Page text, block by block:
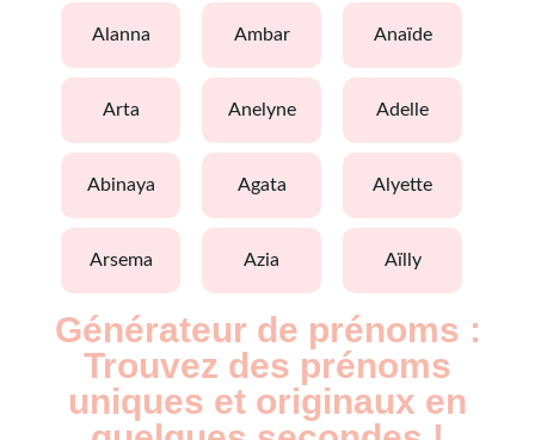
alanna ambar anaïde
arta anelyne adelle
abinaya agata alyette
arsema azia aïlly
Générateur de prénoms :
Trouvez des prénoms
uniques et originaux en